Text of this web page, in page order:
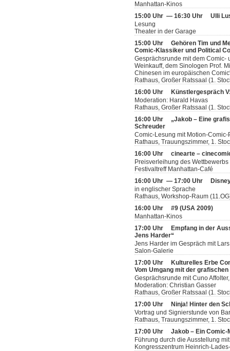
Manhattan-Kinos
15:00 Uhr — 16:30 Uhr Ulli
Lesung
Theater in der Garage
15:00 Uhr Gehören Tim und
Comic-Klassiker und Political
Gesprächsrunde mit dem Comic-
Weinkauff, dem Sinologen Prof.
Chinesen im europäischen
Rathaus, Großer Ratssaal (1.
16:00 Uhr
Künstlergespräch
Moderation: Harald Havas
Rathaus, Großer Ratssaal (1.
16:00 Uhr „Jakob – Eine
Schreuder
Comic-Lesung mit Motion-
Rathaus, Trauungszimmer, 1.
16:00 Uhr cinearte –
Preisverleihung des Wettbewerbs
Festivaltreff Manhattan-Café
16:00 Uhr — 17:00 Uhr
in englischer Sprache
Rathaus, Workshop-Raum
16:00 Uhr #9 (USA 2009)
Manhattan-Kinos
17:00 Uhr
Empfang in der
Jens Harder“
Jens Harder im Gespräch mit
Salon-Galerie
17:00 Uhr
Kulturelles Erbe
Vom Umgang mit der
Gesprächsrunde mit Cuno
Moderation: Christian Gasser
Rathaus, Großer Ratssaal (1.
17:00 Uhr
Ninja! Hinter den
Vortrag und Signierstunde von
Rathaus, Trauungszimmer, 1.
17:00 Uhr Jakob – Ein Comic-
Führung durch die Ausstellung
Kongresszentrum Heinrich-